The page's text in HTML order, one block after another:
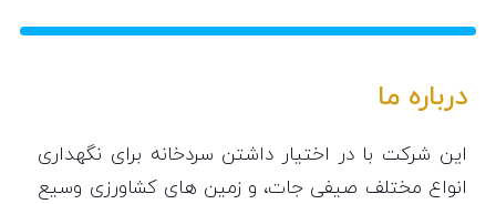
درباره ما
این شرکت با در اختیار داشتن سردخانه برای نگهداری
انواع مختلف صیفی جات، و زمین های کشاورزی وسیع